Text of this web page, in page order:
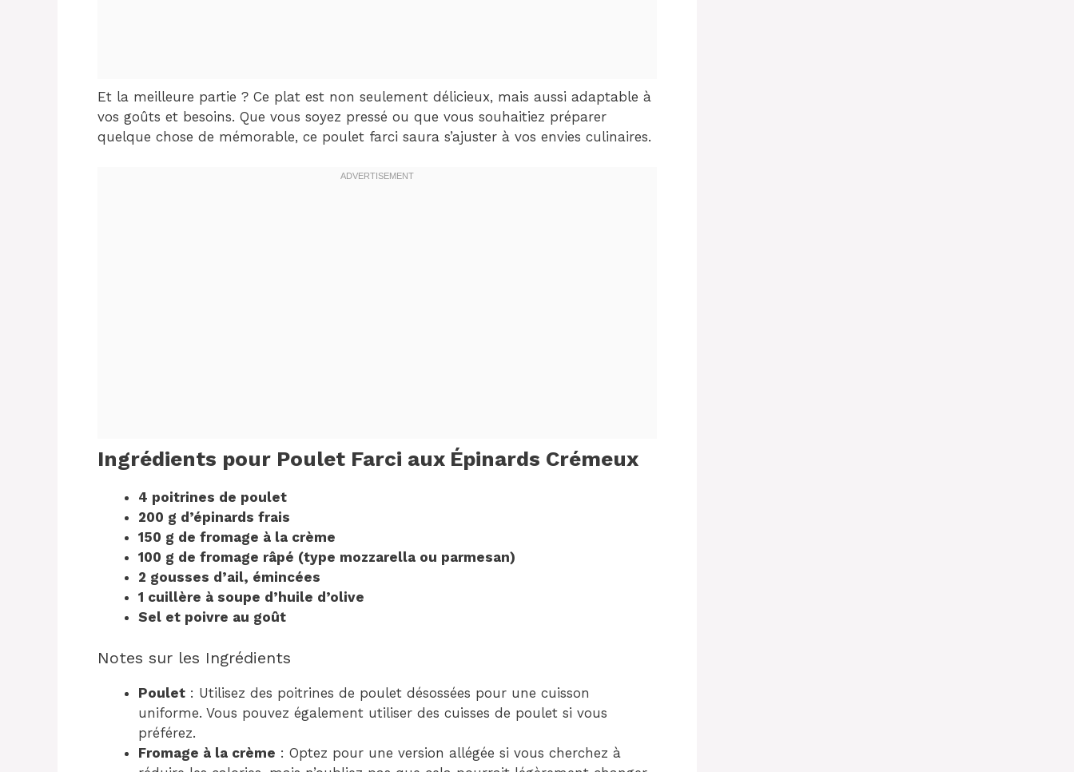
Et la meilleure partie ? Ce plat est non seulement délicieux, mais aussi adaptable à
vos goûts et besoins. Que vous soyez pressé ou que vous souhaitiez préparer
quelque chose de mémorable, ce poulet farci saura s’ajuster à vos envies culinaires.
Ingrédients pour Poulet Farci aux Épinards Crémeux
4 poitrines de poulet
200 g d’épinards frais
150 g de fromage à la crème
100 g de fromage râpé (type mozzarella ou parmesan)
2 gousses d’ail, émincées
1 cuillère à soupe d’huile d’olive
Sel et poivre au goût
Notes sur les Ingrédients
Poulet : Utilisez des poitrines de poulet désossées pour une cuisson
uniforme. Vous pouvez également utiliser des cuisses de poulet si vous
préférez.
Fromage à la crème : Optez pour une version allégée si vous cherchez à